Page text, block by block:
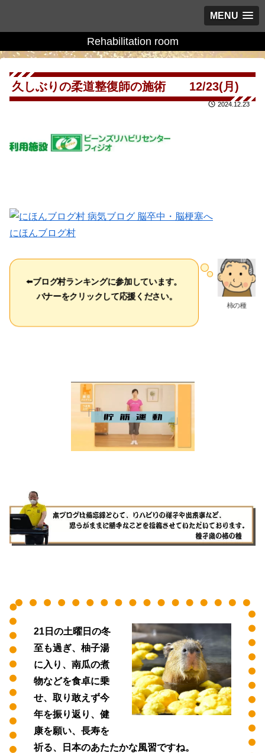
MENU
Rehabilitation room
久しぶりの柔道整復師の施術 12/23(月)
2024.12.23
にほんブログ村
柿の種
⬅️ブログ村ランキングに参加しています。
バナーをクリックして応援ください。
21日の土曜日の冬
至も過ぎ、柚子湯
に入り、南瓜の煮
物などを食卓に乗
せ、取り敢えず今
年を振り返り、健
康を願い、長寿を
祈る、日本のあたたかな風習ですね。